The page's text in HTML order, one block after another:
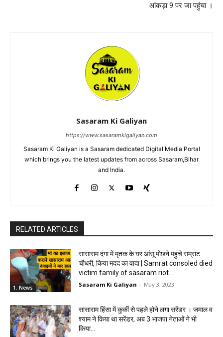
आंकड़ा 9 पर जा पहुंचा ।
Sasaram Ki Galiyan
https://www.sasaramkigaliyan.com
Sasaram Ki Galiyan is a Sasaram dedicated Digital Media Portal
which brings you the latest updates from across Sasaram,Bihar
and India.
RELATED ARTICLES
1. News
सासाराम दंगा में मृतक के घर आंसू पोछने पहुंचे सम्राट
चौधरी, किया मदद का वादा | Samrat consoled died
victim family of sasaram riot...
Sasaram Ki Galiyan - May 3, 2023
सासाराम हिंसा में कुर्की से पहले होने लगा सरेंडर । जमाल व
श्याम ने किया था सरेंडर, अब 3 भाजपा नेताओं ने भी
किया...